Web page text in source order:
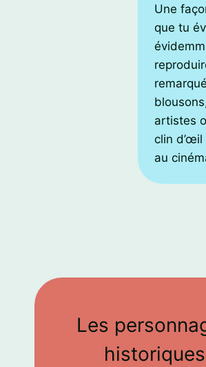
Une
que tu
artistes
clin
au
Les
historiques